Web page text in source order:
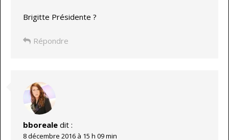
Brigitte Présidente ?
Répondre
bboreale dit :
8 décembre 2016 à 15 h 09 min